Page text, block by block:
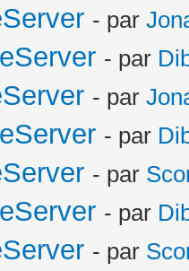
- par
- par
- par
- par
- par
- par
- par